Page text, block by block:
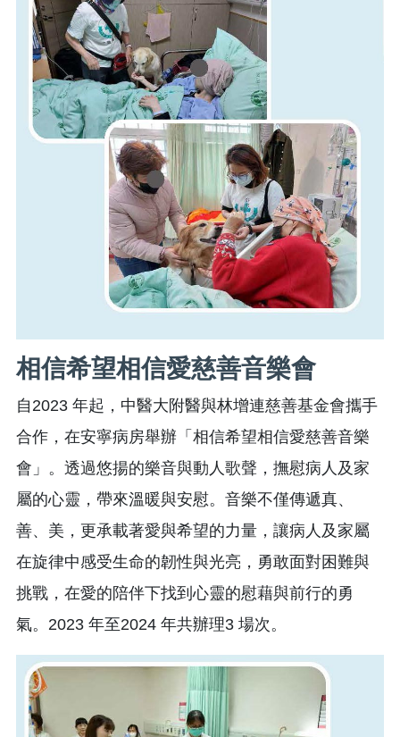
相信希望相信愛慈善音樂會
自2023 年起，中醫大附醫與林增連慈善基金會攜手
合作，在安寧病房舉辦「相信希望相信愛慈善音樂
會」。透過悠揚的樂音與動人歌聲，撫慰病人及家
屬的心靈，帶來溫暖與安慰。音樂不僅傳遞真、
善、美，更承載著愛與希望的力量，讓病人及家屬
在旋律中感受生命的韌性與光亮，勇敢面對困難與
挑戰，在愛的陪伴下找到心靈的慰藉與前行的勇
氣。2023 年至2024 年共辦理3 場次。